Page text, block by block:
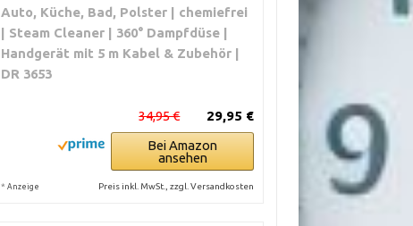
Auto, Küche, Bad, Polster | chemiefrei
| Steam Cleaner | 360° Dampfdüse |
Handgerät mit 5 m Kabel & Zubehör |
DR 3653
29,95 €
34,95 €
Bei Amazon
ansehen
* Anzeige Preis inkl. MwSt., zzgl. Versandkosten